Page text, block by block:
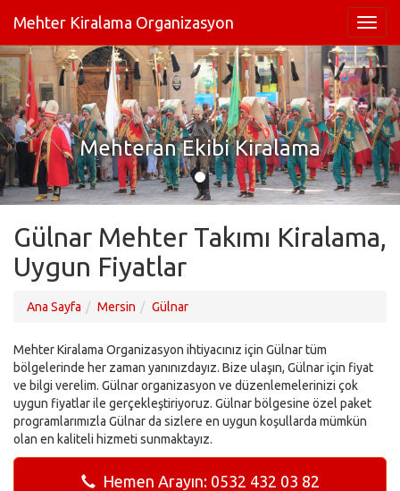
Mehter Kiralama Organizasyon
Mehteran Ekibi Kiralama
Gülnar Mehter Takımı Kiralama,
Uygun Fiyatlar
Ana Sayfa Mersin Gülnar
Mehter Kiralama Organizasyon ihtiyacınız için Gülnar tüm
bölgelerinde her zaman yanınızdayız. Bize ulaşın, Gülnar için fiyat
ve bilgi verelim. Gülnar organizasyon ve düzenlemelerinizi çok
uygun fiyatlar ile gerçekleştiriyoruz. Gülnar bölgesine özel paket
programlarımızla Gülnar da sizlere en uygun koşullarda mümkün
olan en kaliteli hizmeti sunmaktayız.
Hemen Arayın: 0532 432 03 82